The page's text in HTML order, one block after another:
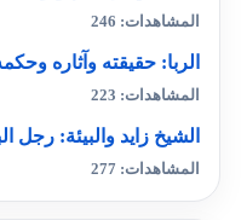
المشاهدات: 246
الربا: حقيقته وآثاره
المشاهدات: 223
الشيخ زايد والبيئة: رجل
المشاهدات: 277